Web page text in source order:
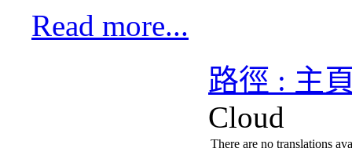
Read more...
路徑 : 主
Cloud
There are no translations